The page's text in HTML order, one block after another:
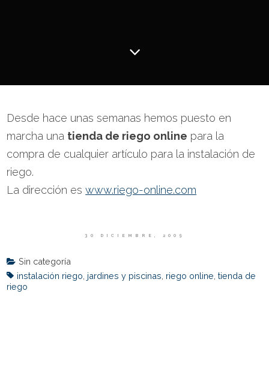
Desde hace unas semanas hemos puesto en
marcha una tienda de riego online para la
compra de cualquier artículo para la instalación de
riego.
La dirección eswww.riego-online.com
30 DICIEMBRE, 2009
Sin categoría
instalación riego jardines y piscinas riego online ,tienda de
riego